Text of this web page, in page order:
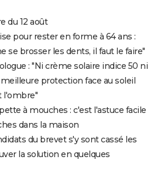
du 12 août
pour rester en forme à 64 ans :
se brosser les dents, il faut le faire"
: "Ni crème solaire indice 50 ni
protection face au soleil
l'ombre"
à mouches : c'est l'astuce facile
dans la maison
du brevet s'y sont cassé les
la solution en quelques